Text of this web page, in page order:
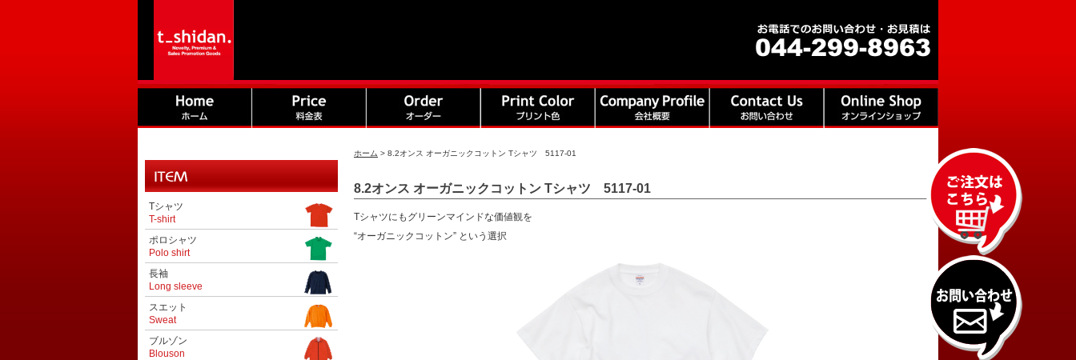
Tシャツ
T-shirt
ポロシャツ
Polo shirt
長袖
Long sleeve
スエット
Sweat
ブルゾン
Blouson
ホーム > 8.2オンス オーガニックコットン Tシャツ 5117-01
8.2オンス オーガニックコットン Tシャツ 5117-01
Tシャツにもグリーンマインドな価値観を
“オーガニックコットン” という選択